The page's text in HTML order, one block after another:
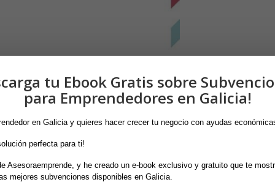
de que lo reclames, lo harán en la segunda
tu Ebook Gratis sobre
para Emprendedores en Galicia!
en Galicia y quieres hacer crecer tu negocio con ayudas
perfecta para ti!
Asesoraemprende, y he creado un e-book exclusivo y gratuito que te
mejores subvenciones disponibles en Galicia.